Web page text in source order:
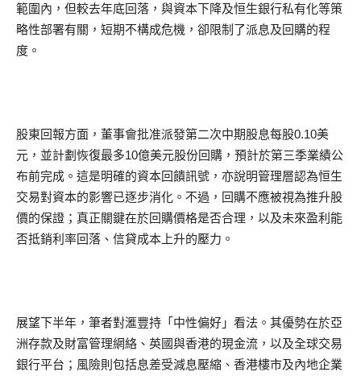
範圍內，但較去年底回落，與資本下降及恒生銀行私有化等策
略性部署有關，短期不構成危機，卻限制了派息及回購的程
度。
股東回報方面，董事會批准派發第二次中期股息每股0.10美
元，並計劃恢復最多10億美元股份回購，預計於第三季業績公
布前完成。這是明確的資本回饋訊號，亦說明管理層認為恒生
交易對資本的影響已逐步消化。不過，回購不應被視為推升股
價的保證；真正關鍵在於回購價格是否合理，以及未來盈利能
否抵銷利率回落、信貸成本上升的壓力。
展望下半年，筆者對滙豐持「中性偏好」看法。其優勢在於亞
洲存款及財富管理網絡、英國與香港的現金流，以及全球交易
銀行平台；風險則包括息差受減息壓縮、香港樓市及內地企業